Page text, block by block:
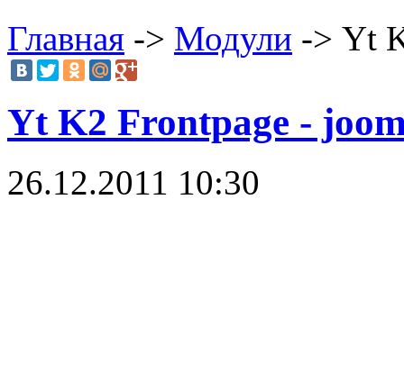
Главная -> Модули -> Yt
Yt K2 Frontpage -
26.12.2011 10:30